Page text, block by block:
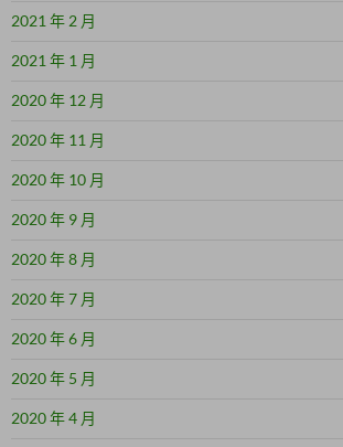
2021 年 2 月
2021 年 1 月
2020 年 12 月
2020 年 11 月
2020 年 10 月
2020 年 9 月
2020 年 8 月
2020 年 7 月
2020 年 6 月
2020 年 5 月
2020 年 4 月